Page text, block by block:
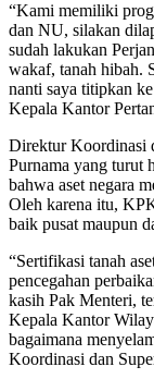
“Kami memiliki
dan NU, silakan
sudah lakukan
wakaf, tanah hibah.
nanti saya titipkan
Kepala Kantor
Direktur Koordinasi
Purnama yang turut
bahwa aset negara
Oleh karena itu,
baik pusat maupun
“Sertifikasi tanah
pencegahan
kasih Pak Menteri,
Kepala Kantor
bagaimana
Koordinasi dan